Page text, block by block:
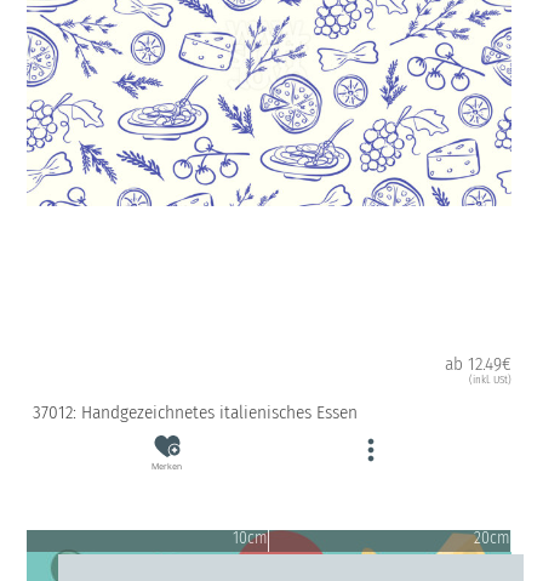
ab 12.49€
(inkl. USt)
37012: Handgezeichnetes italienisches Essen
Merken
10cm 20cm